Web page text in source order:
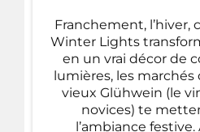
Franchement, l’hiver,
Winter Lights
en un vrai décor de
lumières, les marchés
vieux Glühwein (le
novices) te
l’ambiance festive.